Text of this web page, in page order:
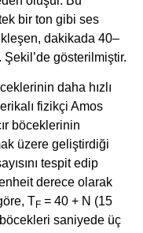
bir ton gibi ses
dakikada 40–
gösterilmiştir.
daha hızlı
fizikçi Amos
böceklerinin
üzere geliştirdiği
tespit edip
derece olarak
TF = 40 + N (15
böcekleri saniyede üç